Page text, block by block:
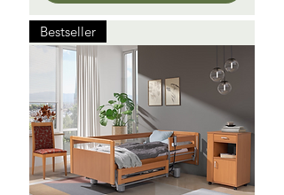
Bestseller